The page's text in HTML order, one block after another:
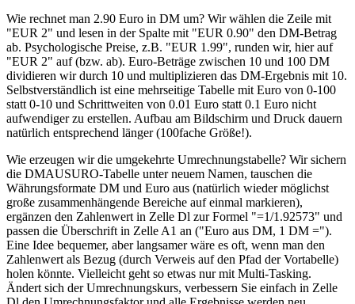
Wie rechnet man 2.90 Euro in DM um? Wir wählen die Zeile mit
"EUR 2" und lesen in der Spalte mit "EUR 0.90" den DM-Betrag
ab. Psychologische Preise, z.B. "EUR 1.99", runden wir, hier auf
"EUR 2" auf (bzw. ab). Euro-Beträge zwischen 10 und 100 DM
dividieren wir durch 10 und multiplizieren das DM-Ergebnis mit 10.
Selbstverständlich ist eine mehrseitige Tabelle mit Euro von 0-100
statt 0-10 und Schrittweiten von 0.01 Euro statt 0.1 Euro nicht
aufwendiger zu erstellen. Aufbau am Bildschirm und Druck dauern
natürlich entsprechend länger (100fache Größe!).
Wie erzeugen wir die umgekehrte Umrechnungstabelle? Wir sichern
die DMAUSURO-Tabelle unter neuem Namen, tauschen die
Währungsformate DM und Euro aus (natürlich wieder möglichst
große zusammenhängende Bereiche auf einmal markieren),
ergänzen den Zahlenwert in Zelle Dl zur Formel "=1/1.92573" und
passen die Überschrift in Zelle A1 an ("Euro aus DM, 1 DM =").
Eine Idee bequemer, aber langsamer wäre es oft, wenn man den
Zahlenwert als Bezug (durch Verweis auf den Pfad der Vortabelle)
holen könnte. Vielleicht geht so etwas nur mit Multi-Tasking.
Ändert sich der Umrechnungskurs, verbessern Sie einfach in Zelle